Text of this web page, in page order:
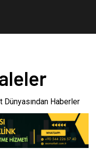
Haberler